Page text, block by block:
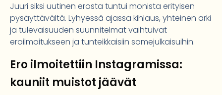
Juuri siksi uutinen erosta tuntui monista erityisen
pysäyttävältä. Lyhyessä ajassa kihlaus, yhteinen arki
ja tulevaisuuden suunnitelmat vaihtuivat
eroilmoitukseen ja tunteikkaisiin somejulkaisuihin.
Ero ilmoitettiin Instagramissa:
kauniit muistot jäävät